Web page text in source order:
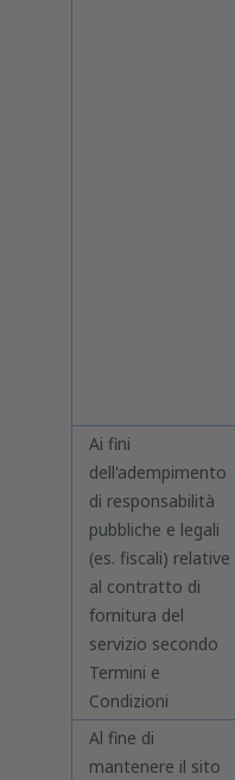
Ai fini
dell'adempimento
di responsabilità
pubbliche e legali
(es. fiscali) relative
al contratto di
fornitura del
servizio secondo
Termini e
Condizioni
Al fine di
mantenere il sito